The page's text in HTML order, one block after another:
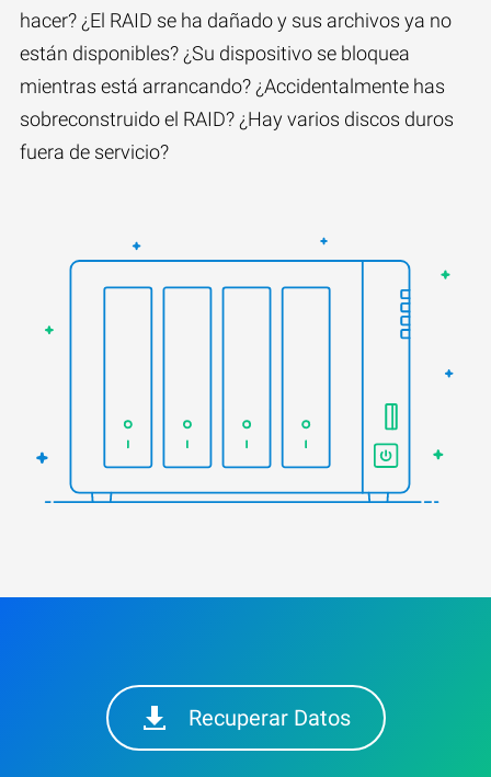
hacer? ¿El RAID se ha dañado y sus archivos ya no
están disponibles? ¿Su dispositivo se bloquea
mientras está arrancando? ¿Accidentalmente has
sobreconstruido el RAID? ¿Hay varios discos duros
fuera de servicio?
Recuperar Datos